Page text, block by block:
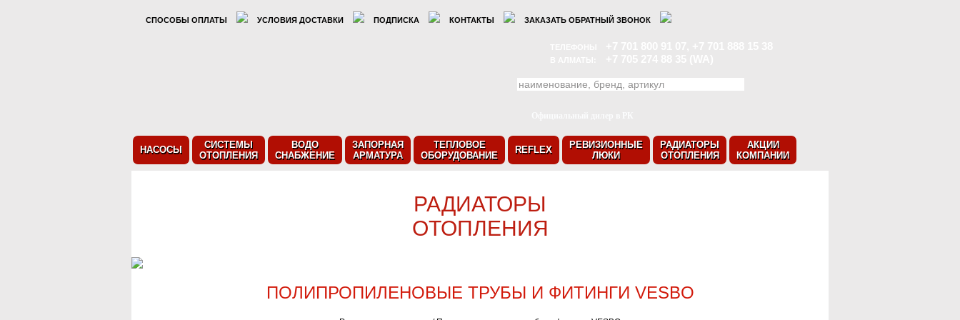
СПОСОБЫ ОПЛАТЫ УСЛОВИЯ ДОСТАВКИ ПОДПИСКА КОНТАКТЫ ЗАКАЗАТЬ ОБРАТНЫЙ ЗВОНОК
НАСОСЫ
СИСТЕМЫ
ОТОПЛЕНИЯ
ВОДО
СНАБЖЕНИЕ
ЗАПОРНАЯ
АРМАТУРА
ТЕПЛОВОЕ
ОБОРУДОВАНИЕ
REFLEX
РЕВИЗИОННЫЕ
ЛЮКИ
РАДИАТОРЫ
ОТОПЛЕНИЯ
АКЦИИ
КОМПАНИИ
РАДИАТОРЫ
ОТОПЛЕНИЯ
ПОЛИПРОПИЛЕНОВЫЕ ТРУБЫ И ФИТИНГИ VESBO